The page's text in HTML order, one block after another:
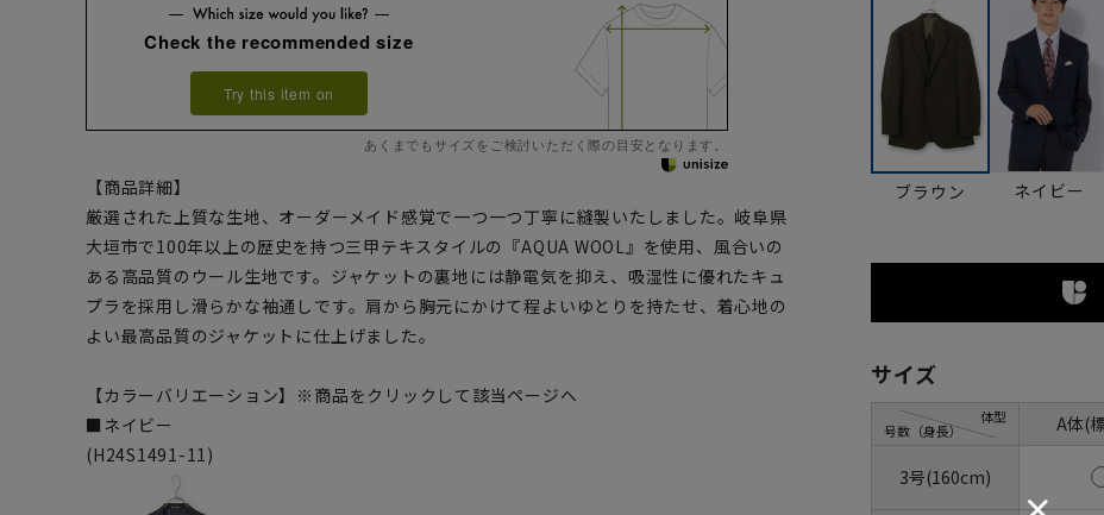
Check the recommended size
Try this item on
あくまでもサイズをご検討いただく際の目安となります。
【商品詳細】
厳選された上質な生地、オーダーメイド感覚で一つ一つ丁寧に縫製いたしました。岐阜県
大垣市で100年以上の歴史を持つ三甲テキスタイルの『AQUA WOOL』を使用、風合いの
ある高品質のウール生地です。ジャケットの裏地には静電気を抑え、吸湿性に優れたキュ
プラを採用し滑らかな袖通しです。肩から胸元にかけて程よいゆとりを持たせ、着心地の
よい最高品質のジャケットに仕上げました。
【カラーバリエーション】※商品をクリックして該当ページへ
■ネイビー
(H24S1491-11)
ブラウン ネイビー
サイズ
号数（身長）
体型 A体(
3号(160cm)